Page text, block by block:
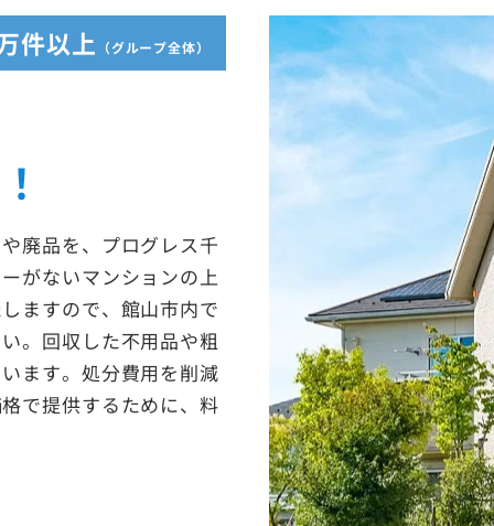
件以上 （グループ全体）
廃品を、プログレス千
がないマンションの上
ますので、館山市内で
。回収した不用品や粗
ます。処分費用を削減
で提供するために、料